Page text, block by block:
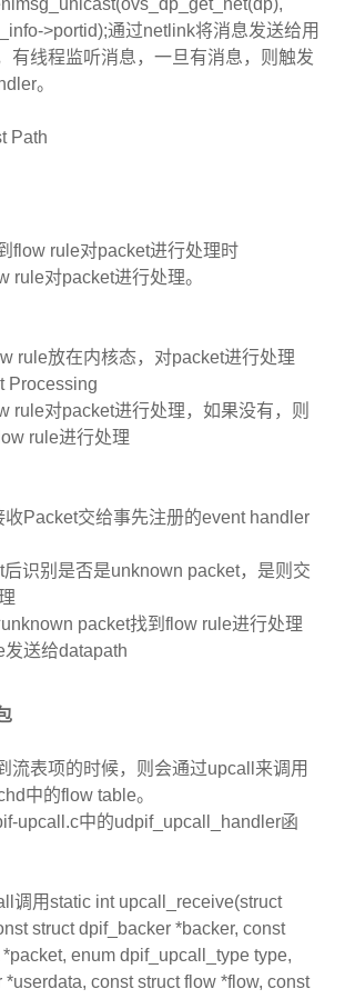
>portid);通过netlink将消息发送给用
有线程监听消息，一旦有消息，则触发
。
Path
flow rule对packet进行处理时
rule对packet进行处理。
rule放在内核态，对packet进行处理
Processing
rule对packet进行处理，如果没有，则
rule进行处理
收Packet交给事先注册的event handler
识别是否是unknown packet，是则交
packet找到flow rule进行处理
送给datapath
流表项的时候，则会通过upcall来调用
中的flow table。
upcall.c中的udpif_upcall_handler函
调用static int upcall_receive(struct
struct dpif_backer *backer, const
enum dpif_upcall_type type,
*userdata, const struct flow *flow, const